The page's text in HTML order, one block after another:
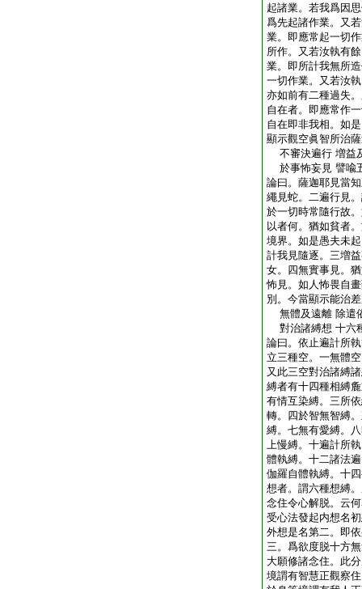
起諸業。若我爲因
爲先起諸作業。又
業。即應常起一切
所作。又若汝執有
業。即所計我無所
一切作業。又若汝
亦如前有二種過失
自在者。即應常作
自在即非我相。如
顯示觀空眞智所治
不審決遍行 増益
於事怖妄見 譬喩
論曰。薩迦耶見當
繩見蛇。二遍行見
於一切時常隨行故
以者何。猶如貧者
境界。如是愚夫未
計我見隨逐。三増
女。四無實事見。
怖見。如人怖畏自
別。今當顯示能治
無體及遠離 除遣
對治諸縛想 十六
論曰。依止遍計所
立三種空。一無體
又此三空對治諸縛
縛者有十四種相縛
有情互染縛。三所
轉。四於智無智縛
縛。七無有愛縛。
上慢縛。十遍計所
體執縛。十二諸法
伽羅自體執縛。十
想者。謂六種想縛
念住令心解脱。云
受心法發起内想名
外想是名第二。即
三。爲欲度脱十方
大願修諸念住。此
境謂有智慧正觀察